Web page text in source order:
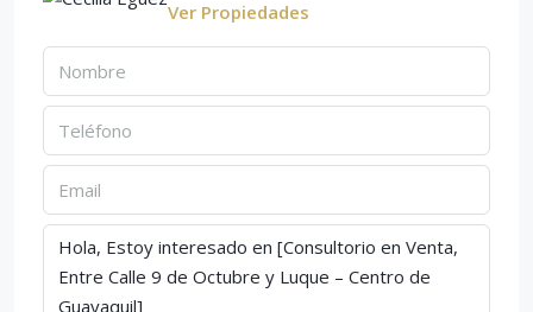
Ver Propiedades